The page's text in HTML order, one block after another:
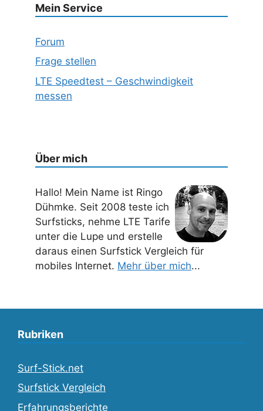
Mein Service
Forum
Frage stellen
LTE Speedtest – Geschwindigkeit
messen
Über mich
Hallo! Mein Name ist Ringo
Dühmke. Seit 2008 teste ich
Surfsticks, nehme LTE Tarife
unter die Lupe und erstelle
daraus einen Surfstick Vergleich für
mobiles Internet. Mehr über mich...
Rubriken
Surf-Stick.net
Surfstick Vergleich
Erfahrungsberichte